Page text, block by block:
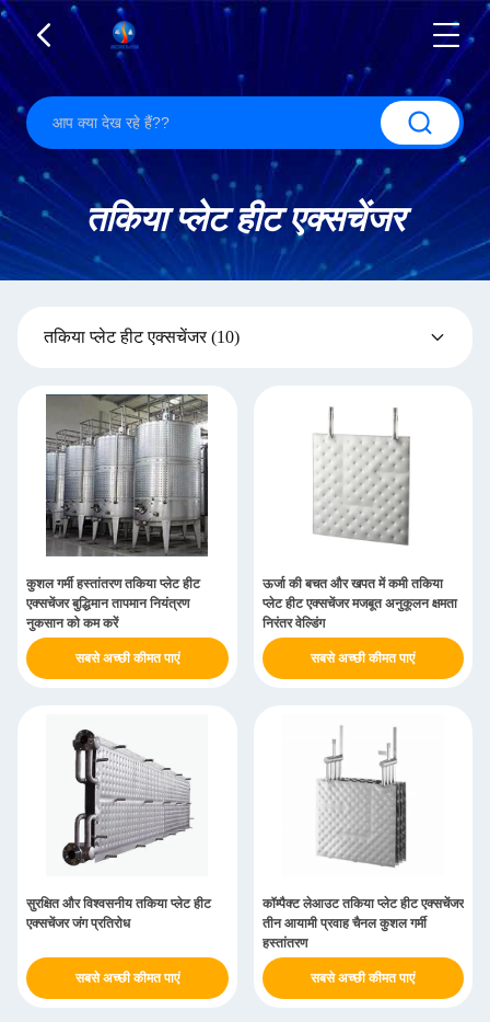
तकिया प्लेट हीट एक्सचेंजर
तकिया प्लेट हीट एक्सचेंजर(10)
कुशल गर्मी हस्तांतरण तकिया प्लेट हीट
एक्सचेंजर बुद्धिमान तापमान नियंत्रण
नुकसान को कम करें
सबसे अच्छी कीमत पाएं
ऊर्जा की बचत और खपत में कमी तकिया
प्लेट हीट एक्सचेंजर मजबूत अनुकूलन क्षमता
निरंतर वेल्डिंग
सबसे अच्छी कीमत पाएं
सुरक्षित और विश्वसनीय तकिया प्लेट हीट
एक्सचेंजर जंग प्रतिरोध
सबसे अच्छी कीमत पाएं
कॉम्पैक्ट लेआउट तकिया प्लेट हीट एक्सचेंजर
तीन आयामी प्रवाह चैनल कुशल गर्मी
हस्तांतरण
सबसे अच्छी कीमत पाएं